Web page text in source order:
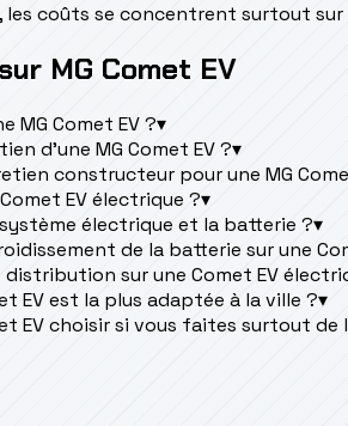
les coûts se concentrent surtout
MG Comet EV
MG Comet EV ?▾
d’une MG Comet EV ?▾
constructeur pour une MG
EV électrique ?▾
électrique et la batterie ?▾
de la batterie sur une
sur une Comet EV
EV est la plus adaptée à la ville ?▾
EV choisir si vous faites surtout